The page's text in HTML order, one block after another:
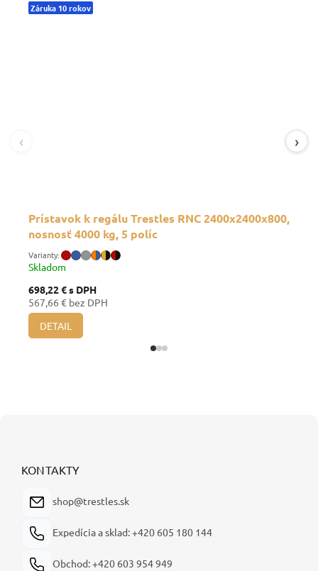
Záruka 10 rokov
Prístavok k regálu Trestles RNC 2400x2400x800,
nosnosť 4000 kg, 5 políc
Skladom
698,22 €s DPH
567,66 € bez DPH
DETAIL
‹ ›
KONTAKTY
shop@trestles.sk
Expedícia a sklad: +420 605 180 144
Obchod: +420 603 954 949